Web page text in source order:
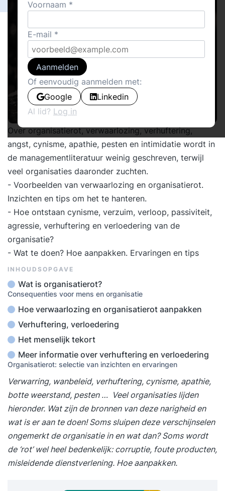
Over organisatierot, verwaarlozing, verhuftering,
angst, cynisme, apathie, pesten en intimidatie wordt in
de managementliteratuur weinig geschreven, terwijl
veel organisaties daaronder zuchten.
- Voorbeelden van verwaarlozing en organisatierot.
Inzichten en tips om het te hanteren.
- Hoe ontstaan cynisme, verzuim, verloop, passiviteit,
agressie, verhuftering en verloedering van de
organisatie?
- Wat te doen? Hoe aanpakken. Ervaringen en tips
INHOUDSOPGAVE
Wat is organisatierot?
Consequenties voor mens en organisatie
Hoe verwaarlozing en organisatierot aanpakken
Verhuftering, verloedering
Het menselijk tekort
Meer informatie over verhuftering en verloedering
Organisatierot: selectie van inzichten en ervaringen
Verwarring, wanbeleid, verhuftering, cynisme, apathie,
botte weerstand, pesten … Veel organisaties lijden
hieronder. Wat zijn de bronnen van deze narigheid en
wat is er aan te doen! Soms sluipen deze verschijnselen
ongemerkt de organisatie in en wat dan? Soms wordt
de ‘rot’ wel heel bedenkelijk: corruptie, foute producten,
misleidende dienstverlening. Hoe aanpakken.
Voornaam
E-mail
Aanmelden
Of eenvoudig aanmelden met:
Google
Linkedin
Al lid? Log in